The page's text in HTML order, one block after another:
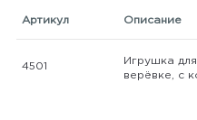
Артикул Описание
4501
Игрушка
верёвке, с